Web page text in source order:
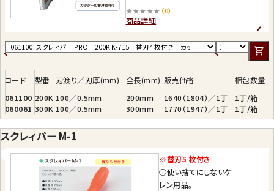
刃の交換はダイヤル式なので工具
不要
★★★★★ （0）
商品詳細
コード 型番 刃渡り／刃厚(mm) 全長(mm) 販売価格
梱包数量
061100 200K 100／0.5mm 200mm 1640（1804）／1丁
1丁/箱
060061 300K 100／0.5mm 300mm 1770（1947）／1丁 1丁/箱
スクレィパー M-1
※替刃5 枚付き
○使い捨てにしないケ
レン用品。